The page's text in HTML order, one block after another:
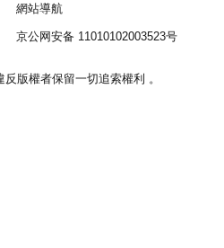
網站導航
京公网安备 11010102003523号
版權者保留一切追索權利 。